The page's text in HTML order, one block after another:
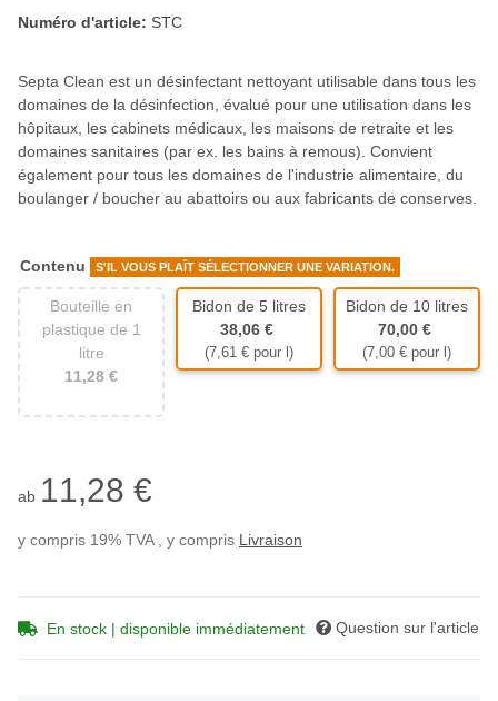
Numéro d'article: STC
Septa Clean est un désinfectant nettoyant utilisable dans tous les
domaines de la désinfection, évalué pour une utilisation dans les
hôpitaux, les cabinets médicaux, les maisons de retraite et les
domaines sanitaires (par ex. les bains à remous). Convient
également pour tous les domaines de l'industrie alimentaire, du
boulanger / boucher au abattoirs ou aux fabricants de conserves.
Contenu S'IL VOUS PLAÎT SÉLECTIONNER UNE VARIATION.
Bouteille en
plastique de 1
litre
Bouteille en plastique de 1 litre
11,28 €
Bidon de 5 litres
Bidon de 5 litres
38,06 €
(7,61 € pour l)
Bidon de 10 litres
Bidon de 10 litres
70,00 €
(7,00 € pour l)
ab 11,28 €
y compris 19% TVA , y compris Livraison
En stock | disponible immédiatement Question sur l'article